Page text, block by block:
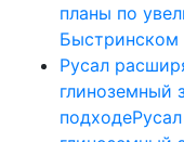
планы по
Быстринском
Русал
глиноземный